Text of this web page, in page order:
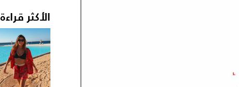
الأكثر قراءة